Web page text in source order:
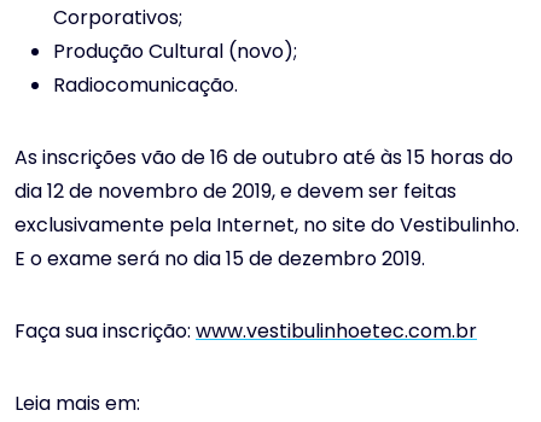
Corporativos;
Produção Cultural (novo);
Radiocomunicação.
As inscrições vão de 16 de outubro até às 15 horas do
dia 12 de novembro de 2019, e devem ser feitas
exclusivamente pela Internet, no site do Vestibulinho.
E o exame será no dia 15 de dezembro 2019.
Faça sua inscrição: www.vestibulinhoetec.com.br
Leia mais em: